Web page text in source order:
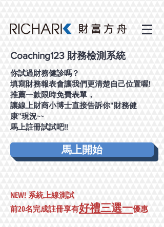
Coaching123 財務檢測系統
你試過財務健診嗎？
填寫財務報表會讓我們更清楚自己位置喔!
推薦一款限時免費表單，
讓線上財商小博士直接告訴你"財務健
康"現況~~
馬上註冊試試吧!!
馬上開始
NEW! 系統上線測試
前20名完成註冊享有好禮三選一優惠